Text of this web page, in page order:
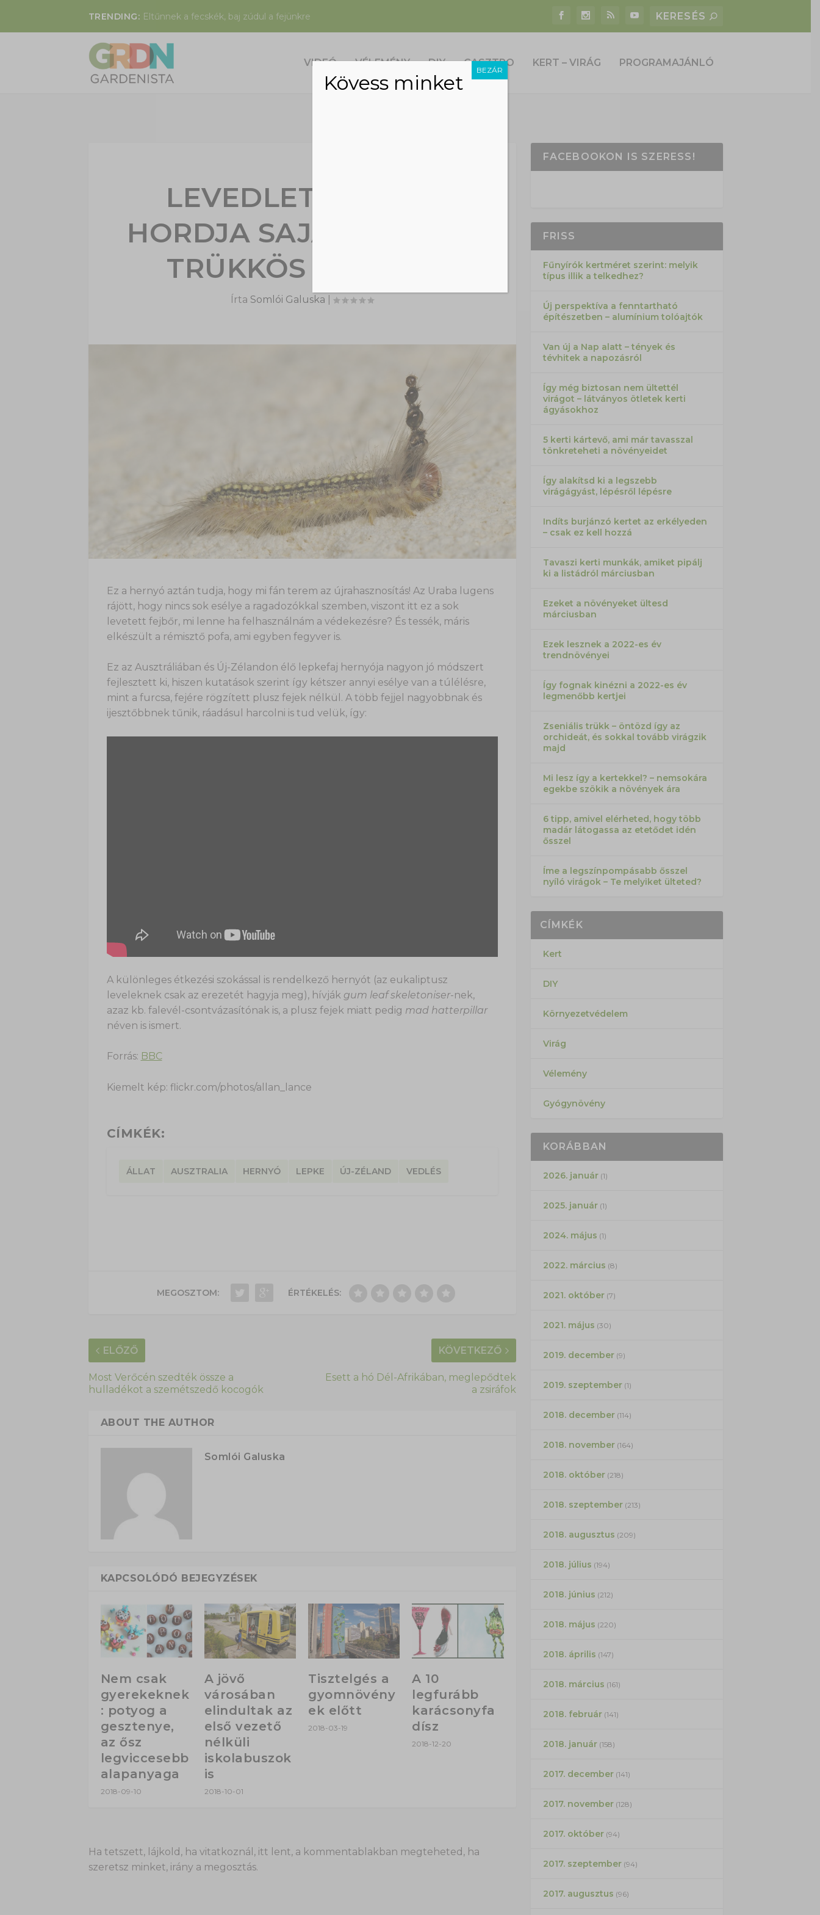
TRENDING: Eltűnnek a fecskék, baj zúdul a fejünkre
VIDEÓ VÉLEMÉNY DIY GASZTRO KERT – VIRÁG PROGRAMAJÁNLÓ
LEVEDLETT FEJEIT
HORDJA SAJÁT FEJÉN A
TRÜKKÖS HERNYÓ
Írta Somlói Galuska
Ez a hernyó aztán tudja, hogy mi fán terem az újrahasznosítás! Az Uraba lugens
rájött, hogy nincs sok esélye a ragadozókkal szemben, viszont itt ez a sok
levetett fejbőr, mi lenne ha felhasználnám a védekezésre? És tessék, máris
elkészült a rémisztő pofa, ami egyben fegyver is.
Ez az Ausztráliában és Új-Zélandon élő lepkefaj hernyója nagyon jó módszert
fejlesztett ki, hiszen kutatások szerint így kétszer annyi esélye van a túlélésre,
mint a furcsa, fejére rögzített plusz fejek nélkül. A több fejjel nagyobbnak és
ijesztőbbnek tűnik, ráadásul harcolni is tud velük, így:
A különleges étkezési szokással is rendelkező hernyót (az eukaliptusz
leveleknek csak az erezetét hagyja meg), hívják gum leaf skeletoniser-nek,
azaz kb. falevél-csontvázasítónak is, a plusz fejek miatt pedig mad hatterpillar
néven is ismert.
Forrás: BBC
Kiemelt kép: flickr.com/photos/allan_lance
CÍMKÉK:
ÁLLAT AUSZTRALIA HERNYÓ LEPKE ÚJ-ZÉLAND VEDLÉS
MEGOSZTOM: ÉRTÉKELÉS:
ELŐZŐ
Most Verőcén szedték össze a
hulladékot a szemétszedő kocogók
KÖVETKEZŐ
Esett a hó Dél-Afrikában, meglepődtek
a zsiráfok
ABOUT THE AUTHOR
Somlói Galuska
KAPCSOLÓDÓ BEJEGYZÉSEK
Nem csak
gyerekeknek
: potyog a
gesztenye,
az ősz
legviccesebb
alapanyaga
2018-09-10
A jövő
városában
elindultak az
első vezető
nélküli
iskolabuszok
is
2018-10-01
Tisztelgés a
gyomnövény
ek előtt
2018-03-19
A 10
legfurább
karácsonyfa
dísz
2018-12-20
Ha tetszett, lájkold, ha vitatkoznál, itt lent, a kommentablakban megteheted, ha
szeretsz minket, irány a megosztás.
FACEBOOKON IS SZERESS!
FRISS
Fűnyírók kertméret szerint: melyik
típus illik a telkedhez?
Új perspektíva a fenntartható
építészetben – alumínium tolóajtók
Van új a Nap alatt – tények és
tévhitek a napozásról
Így még biztosan nem ültettél
virágot – látványos ötletek kerti
ágyásokhoz
5 kerti kártevő, ami már tavasszal
tönkreteheti a növényeidet
Így alakítsd ki a legszebb
virágágyást, lépésről lépésre
Indíts burjánzó kertet az erkélyeden
– csak ez kell hozzá
Tavaszi kerti munkák, amiket pipálj
ki a listádról márciusban
Ezeket a növényeket ültesd
márciusban
Ezek lesznek a 2022-es év
trendnövényei
Így fognak kinézni a 2022-es év
legmenőbb kertjei
Zseniális trükk – öntözd így az
orchideát, és sokkal tovább virágzik
majd
Mi lesz így a kertekkel? – nemsokára
egekbe szökik a növények ára
6 tipp, amivel elérheted, hogy több
madár látogassa az etetődet idén
ősszel
Íme a legszínpompásabb ősszel
nyíló virágok – Te melyiket ülteted?
CÍMKÉK
Kert
DIY
Környezetvédelem
Virág
Vélemény
Gyógynövény
KORÁBBAN
2026. január(1)
2025. január(1)
2024. május (1)
2022. március (8)
2021. október(7)
2021. május (30)
2019. december(9)
2019. szeptember(1)
2018. december(114)
2018. november(164)
2018. október(218)
2018. szeptember(213)
2018. augusztus (209)
2018. július (194)
2018. június (212)
2018. május (220)
2018. április (147)
2018. március (161)
2018. február(141)
2018. január(158)
2017. december(141)
2017. november(128)
2017. október(94)
2017. szeptember(94)
2017. augusztus (96)
Kövess minket
BEZÁR